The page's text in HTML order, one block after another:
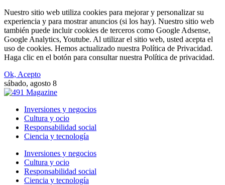
Nuestro sitio web utiliza cookies para mejorar y personalizar su
experiencia y para mostrar anuncios (si los hay). Nuestro sitio web
también puede incluir cookies de terceros como Google Adsense,
Google Analytics, Youtube. Al utilizar el sitio web, usted acepta el
uso de cookies. Hemos actualizado nuestra Política de Privacidad.
Haga clic en el botón para consultar nuestra Política de privacidad.
Ok, Acepto
sábado, agosto 8
Inversiones y negocios
Cultura y ocio
Responsabilidad social
Ciencia y tecnología
Inversiones y negocios
Cultura y ocio
Responsabilidad social
Ciencia y tecnología